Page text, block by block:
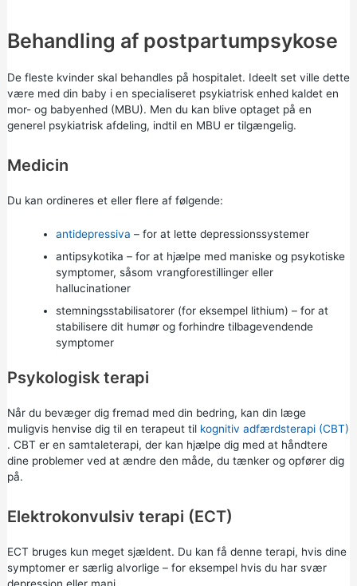
Behandling af postpartumpsykose
De fleste kvinder skal behandles på hospitalet. Ideelt set ville dette
være med din baby i en specialiseret psykiatrisk enhed kaldet en
mor- og babyenhed (MBU). Men du kan blive optaget på en
generel psykiatrisk afdeling, indtil en MBU er tilgængelig.
Medicin
Du kan ordineres et eller flere af følgende:
antidepressiva – for at lette depressionssystemer
antipsykotika – for at hjælpe med maniske og psykotiske
symptomer, såsom vrangforestillinger eller
hallucinationer
stemningsstabilisatorer (for eksempel lithium) – for at
stabilisere dit humør og forhindre tilbagevendende
symptomer
Psykologisk terapi
Når du bevæger dig fremad med din bedring, kan din læge
muligvis henvise dig til en terapeut til kognitiv adfærdsterapi (CBT)
. CBT er en samtaleterapi, der kan hjælpe dig med at håndtere
dine problemer ved at ændre den måde, du tænker og opfører dig
på.
Elektrokonvulsiv terapi (ECT)
ECT bruges kun meget sjældent. Du kan få denne terapi, hvis dine
symptomer er særlig alvorlige – for eksempel hvis du har svær